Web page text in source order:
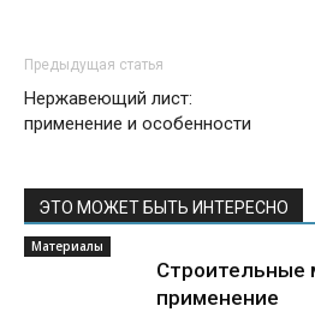
Предыдущая статья
Нержавеющий лист:
применение и особенности
ЭТО МОЖЕТ БЫТЬ ИНТЕРЕСНО
Материалы
Строительные
применение